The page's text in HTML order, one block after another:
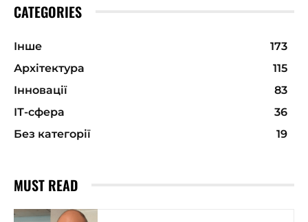
CATEGORIES
Інше
173
Архітектура
115
Інновації
83
ІТ-сфера
36
Без категорії
19
MUST READ